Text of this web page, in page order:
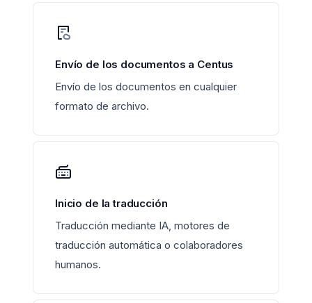
Envío de los documentos a Centus
Envío de los documentos en cualquier
formato de archivo.
Inicio de la traducción
Traducción mediante IA, motores de
traducción automática o colaboradores
humanos.